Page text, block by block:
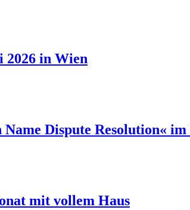
in Wien
Dispute Resolution«
mit vollem Haus